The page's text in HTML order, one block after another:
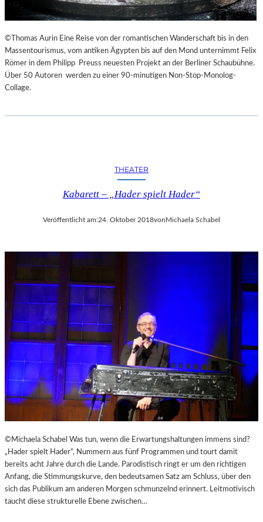
©Thomas Aurin Eine Reise von der romantischen Wanderschaft bis in den
Massentourismus, vom antiken Ägypten bis auf den Mond unternimmt Felix
Römer in dem Philipp Preuss neuesten Projekt an der Berliner Schaubühne.
Über 50 Autoren werden zu einer 90-minutigen Non-Stop-Monolog-
Collage.
THEATER
Kabarett – „Hader spielt Hader“
Veröffentlicht am:24. Oktober 2018von Michaela Schabel
©Michaela Schabel Was tun, wenn die Erwartungshaltungen immens sind?
„Hader spielt Hader“, Nummern aus fünf Programmen und tourt damit
bereits acht Jahre durch die Lande. Parodistisch ringt er um den richtigen
Anfang, die Stimmungskurve, den bedeutsamen Satz am Schluss, über den
sich das Publikum am anderen Morgen schmunzelnd erinnert. Leitmotivisch
taucht diese strukturelle Ebene zwischen…